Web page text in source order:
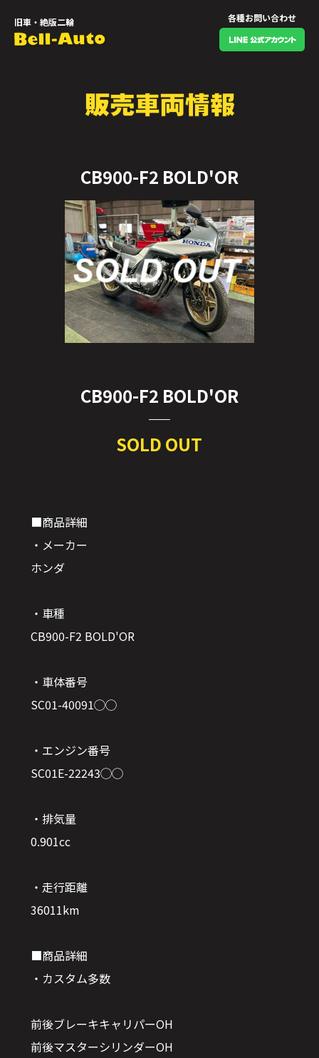
旧車・絶版二輪 各種お問い合わせ
CB900-F2 BOLD'OR
CB900-F2 BOLD'OR
SOLD OUT
■商品詳細
・メーカー
ホンダ
・車種
CB900-F2 BOLD'OR
・車体番号
SC01-40091◯◯
・エンジン番号
SC01E-22243◯◯
・排気量
0.901cc
・走行距離
36011km
■商品詳細
・カスタム多数
前後ブレーキキャリパーOH
前後マスターシリンダーOH